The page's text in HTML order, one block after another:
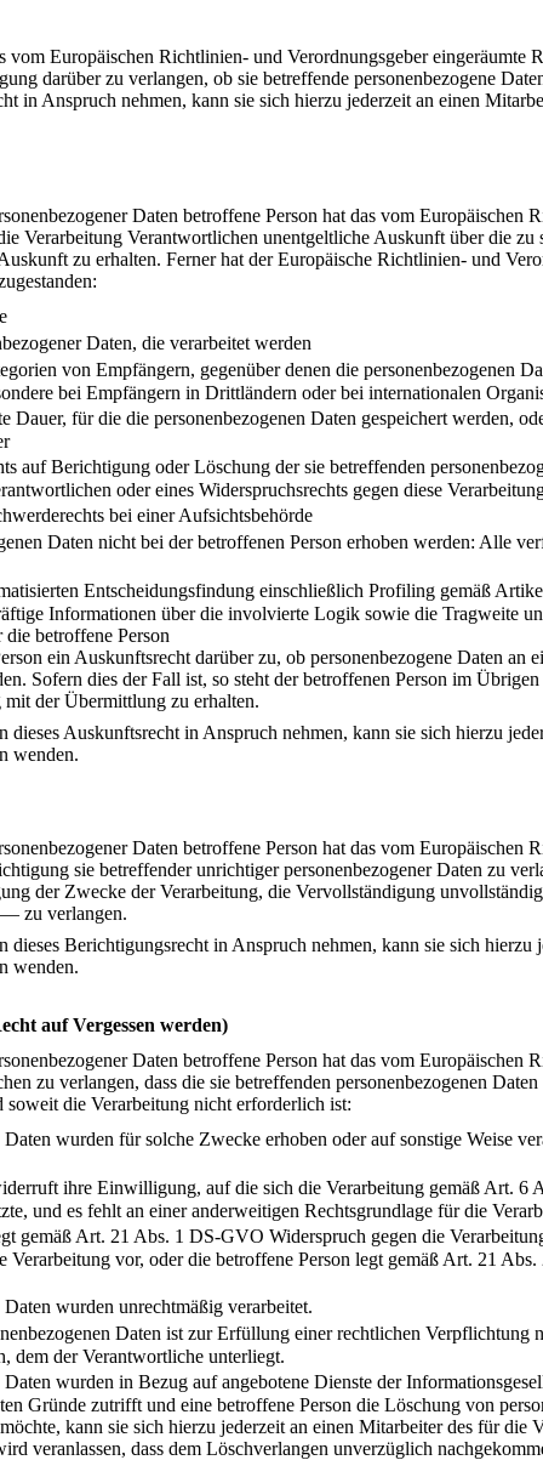
vom Europäischen Richtlinien- und Verordnungsgeber eingeräumte
darüber zu verlangen, ob sie betreffende personenbezogene
in Anspruch nehmen, kann sie sich hierzu jederzeit an einen
Daten betroffene Person hat das vom Europäischen
Verarbeitung Verantwortlichen unentgeltliche Auskunft über die zu
zu erhalten. Ferner hat der Europäische Richtlinien- und
Daten, die verarbeitet werden
von Empfängern, gegenüber denen die personenbezogenen
bei Empfängern in Drittländern oder bei internationalen
Dauer, für die die personenbezogenen Daten gespeichert werden,
auf Berichtigung oder Löschung der sie betreffenden
oder eines Widerspruchsrechts gegen diese
bei einer Aufsichtsbehörde
Daten nicht bei der betroffenen Person erhoben werden: Alle
Entscheidungsfindung einschließlich Profiling gemäß
Informationen über die involvierte Logik sowie die Tragweite
betroffene Person
ein Auskunftsrecht darüber zu, ob personenbezogene Daten an
Sofern dies der Fall ist, so steht der betroffenen Person im
der Übermittlung zu erhalten.
dieses Auskunftsrecht in Anspruch nehmen, kann sie sich hierzu
wenden.
Daten betroffene Person hat das vom Europäischen
sie betreffender unrichtiger personenbezogener Daten zu
der Zwecke der Verarbeitung, die Vervollständigung
— zu verlangen.
dieses Berichtigungsrecht in Anspruch nehmen, kann sie sich
wenden.
auf Vergessen werden)
Daten betroffene Person hat das vom Europäischen
zu verlangen, dass die sie betreffenden personenbezogenen
die Verarbeitung nicht erforderlich ist:
Daten wurden für solche Zwecke erhoben oder auf sonstige Weise
ihre Einwilligung, auf die sich die Verarbeitung gemäß Art. 6
und es fehlt an einer anderweitigen Rechtsgrundlage für die
gemäß Art. 21 Abs. 1 DS-GVO Widerspruch gegen die
Verarbeitung vor, oder die betroffene Person legt gemäß Art. 21
wurden unrechtmäßig verarbeitet.
Daten ist zur Erfüllung einer rechtlichen Verpflichtung
dem der Verantwortliche unterliegt.
Daten wurden in Bezug auf angebotene Dienste der
Gründe zutrifft und eine betroffene Person die Löschung von
kann sie sich hierzu jederzeit an einen Mitarbeiter des für
veranlassen, dass dem Löschverlangen unverzüglich